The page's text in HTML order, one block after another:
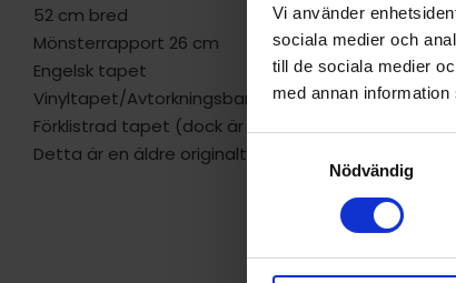
Vi använder
sociala medier och
till de sociala medier
med annan
Nödvändig
52 cm bred
Mönsterrapport 26 cm
Engelsk tapet
Vinyltapet/Avtorkningsbar
Förklistrad tapet (dock är jag osäker på om det
Detta är en äldre originaltapet